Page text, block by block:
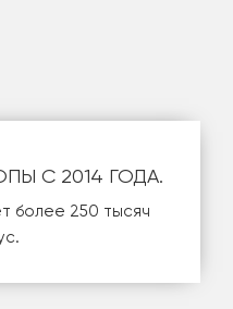
С 2014 ГОДА.
более 250 тысяч